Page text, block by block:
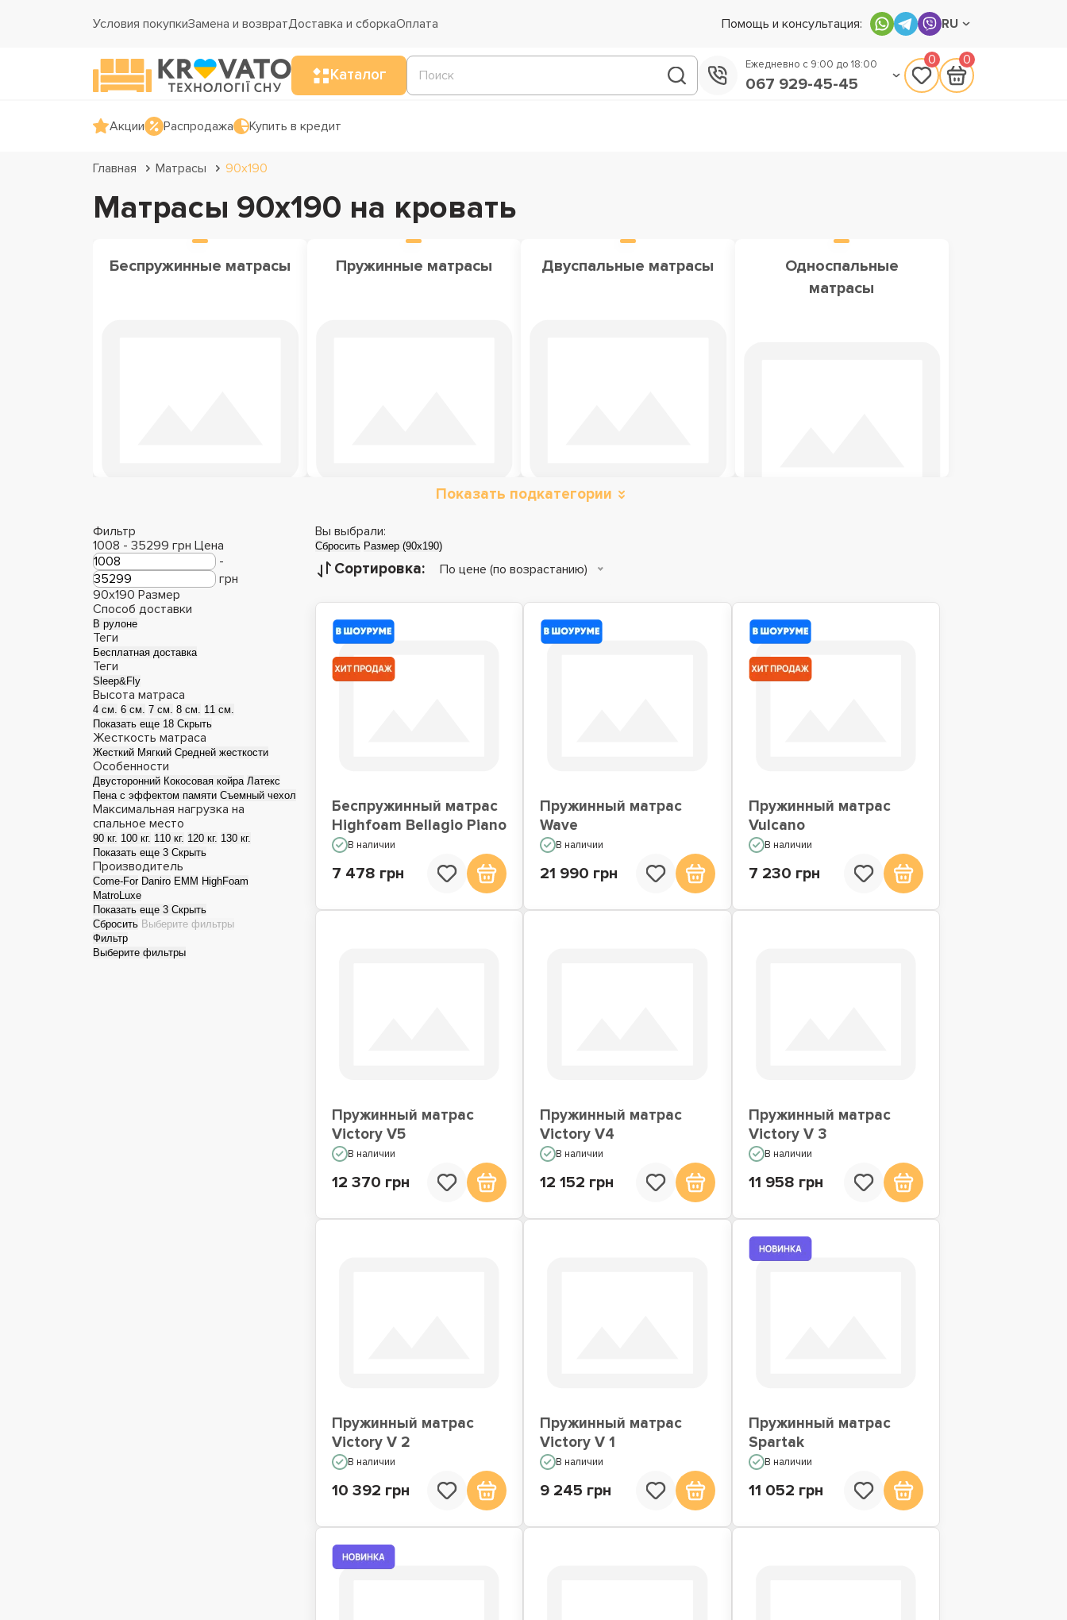
Условия покупкиЗамена и возвратДоставка и сборкаОплата Помощь и консультация: RU
Каталог
Ежедневно с 9:00 до 18:00
067 929-45-45
0 0
Акции Распродажа Купить в кредит
Главная Матрасы 90х190
Матрасы 90х190 на кровать
Беспружинные матрасы Пружинные матрасы Двуспальные матрасы
Односпальные
матрасы
Матрасы зима-лето Матрасы топперы
Матрасы для сна на
полу
Показать подкатегории
Фильтр
1008 - 35299 грн Цена
-
грн
90x190 Размер
Способ доставки
В рулоне
Теги
Бесплатная доставка
Теги
Sleep&Fly
Высота матраса
4 см. 6 см. 7 см. 8 см. 11 см.
Показать еще 18 Скрыть
Жесткость матраса
Жесткий Мягкий Средней жесткости
Особенности
Двусторонний Кокосовая койра Латекс
Пена с эффектом памяти Съемный чехол
Максимальная нагрузка на
спальное место
90 кг. 100 кг. 110 кг. 120 кг. 130 кг.
Показать еще 3 Скрыть
Производитель
Come-For Daniro EMM HighFoam
MatroLuxe
Показать еще 3 Скрыть
Сбросить Выберите фильтры
Фильтр
Выберите фильтры
Вы выбрали:
Сбросить Размер (90x190)
Сортировка: По цене (по возрастанию)
Беспружинный матрас
Highfoam Bellagio Piano
В наличии
7 478 грн
Пружинный матрас
Wave
В наличии
21 990 грн
Пружинный матрас
Vulcano
В наличии
7 230 грн
Пружинный матрас
Victory V5
В наличии
12 370 грн
Пружинный матрас
Victory V4
В наличии
12 152 грн
Пружинный матрас
Victory V 3
В наличии
11 958 грн
Пружинный матрас
Victory V 2
В наличии
10 392 грн
Пружинный матрас
Victory V 1
В наличии
9 245 грн
Пружинный матрас
Spartak
В наличии
11 052 грн